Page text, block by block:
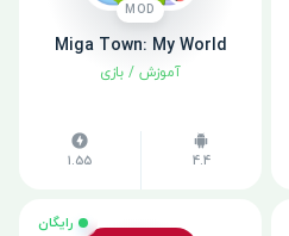
MOD
Miga Town: My World
آموزش / بازی
4.4
1.55
رایگان